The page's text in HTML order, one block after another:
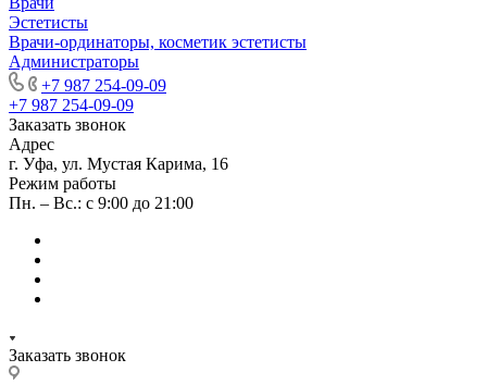
Эстетисты
Врачи-ординаторы, косметик эстетисты
Администраторы
+7 987 254-09-09
+7 987 254-09-09
Заказать звонок
Адрес
г. Уфа, ул. Мустая Карима, 16
Режим работы
Пн. – Вс.: с 9:00 до 21:00
Заказать звонок